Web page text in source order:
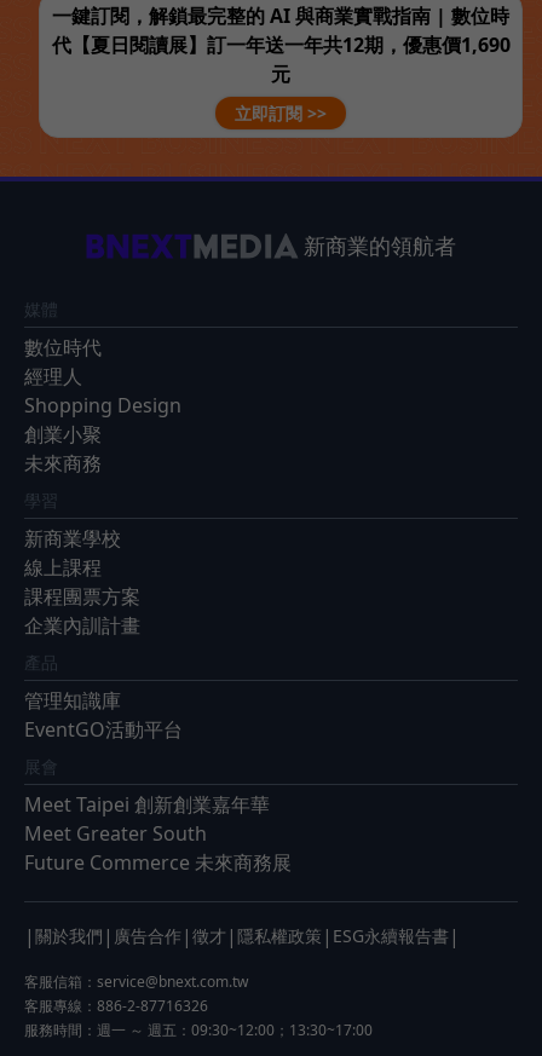
一鍵訂閱，解鎖最完整的 AI 與商業實戰指南 | 數位時
代【夏日閱讀展】訂一年送一年共12期，優惠價1,690
元
立即訂閱 >>
新商業的領航者
媒體
數位時代
經理人
Shopping Design
創業小聚
未來商務
學習
新商業學校
線上課程
課程團票方案
企業內訓計畫
產品
管理知識庫
EventGO活動平台
展會
Meet Taipei 創新創業嘉年華
Meet Greater South
Future Commerce 未來商務展
| 關於我們 | 廣告合作 | 徵才 | 隱私權政策 | ESG永續報告書 |
客服信箱： service@bnext.com.tw
客服專線：886-2-87716326
服務時間：週一 ～ 週五：09:30~12:00；13:30~17:00